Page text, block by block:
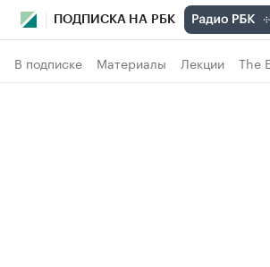
ПОДПИСКА НА РБК
В подписке Материалы Лекции The